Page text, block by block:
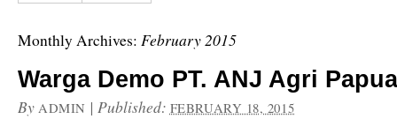
Monthly Archives: February 2015
Warga Demo PT. ANJ Agri Papua
By ADMIN | Published: FEBRUARY 18, 2015